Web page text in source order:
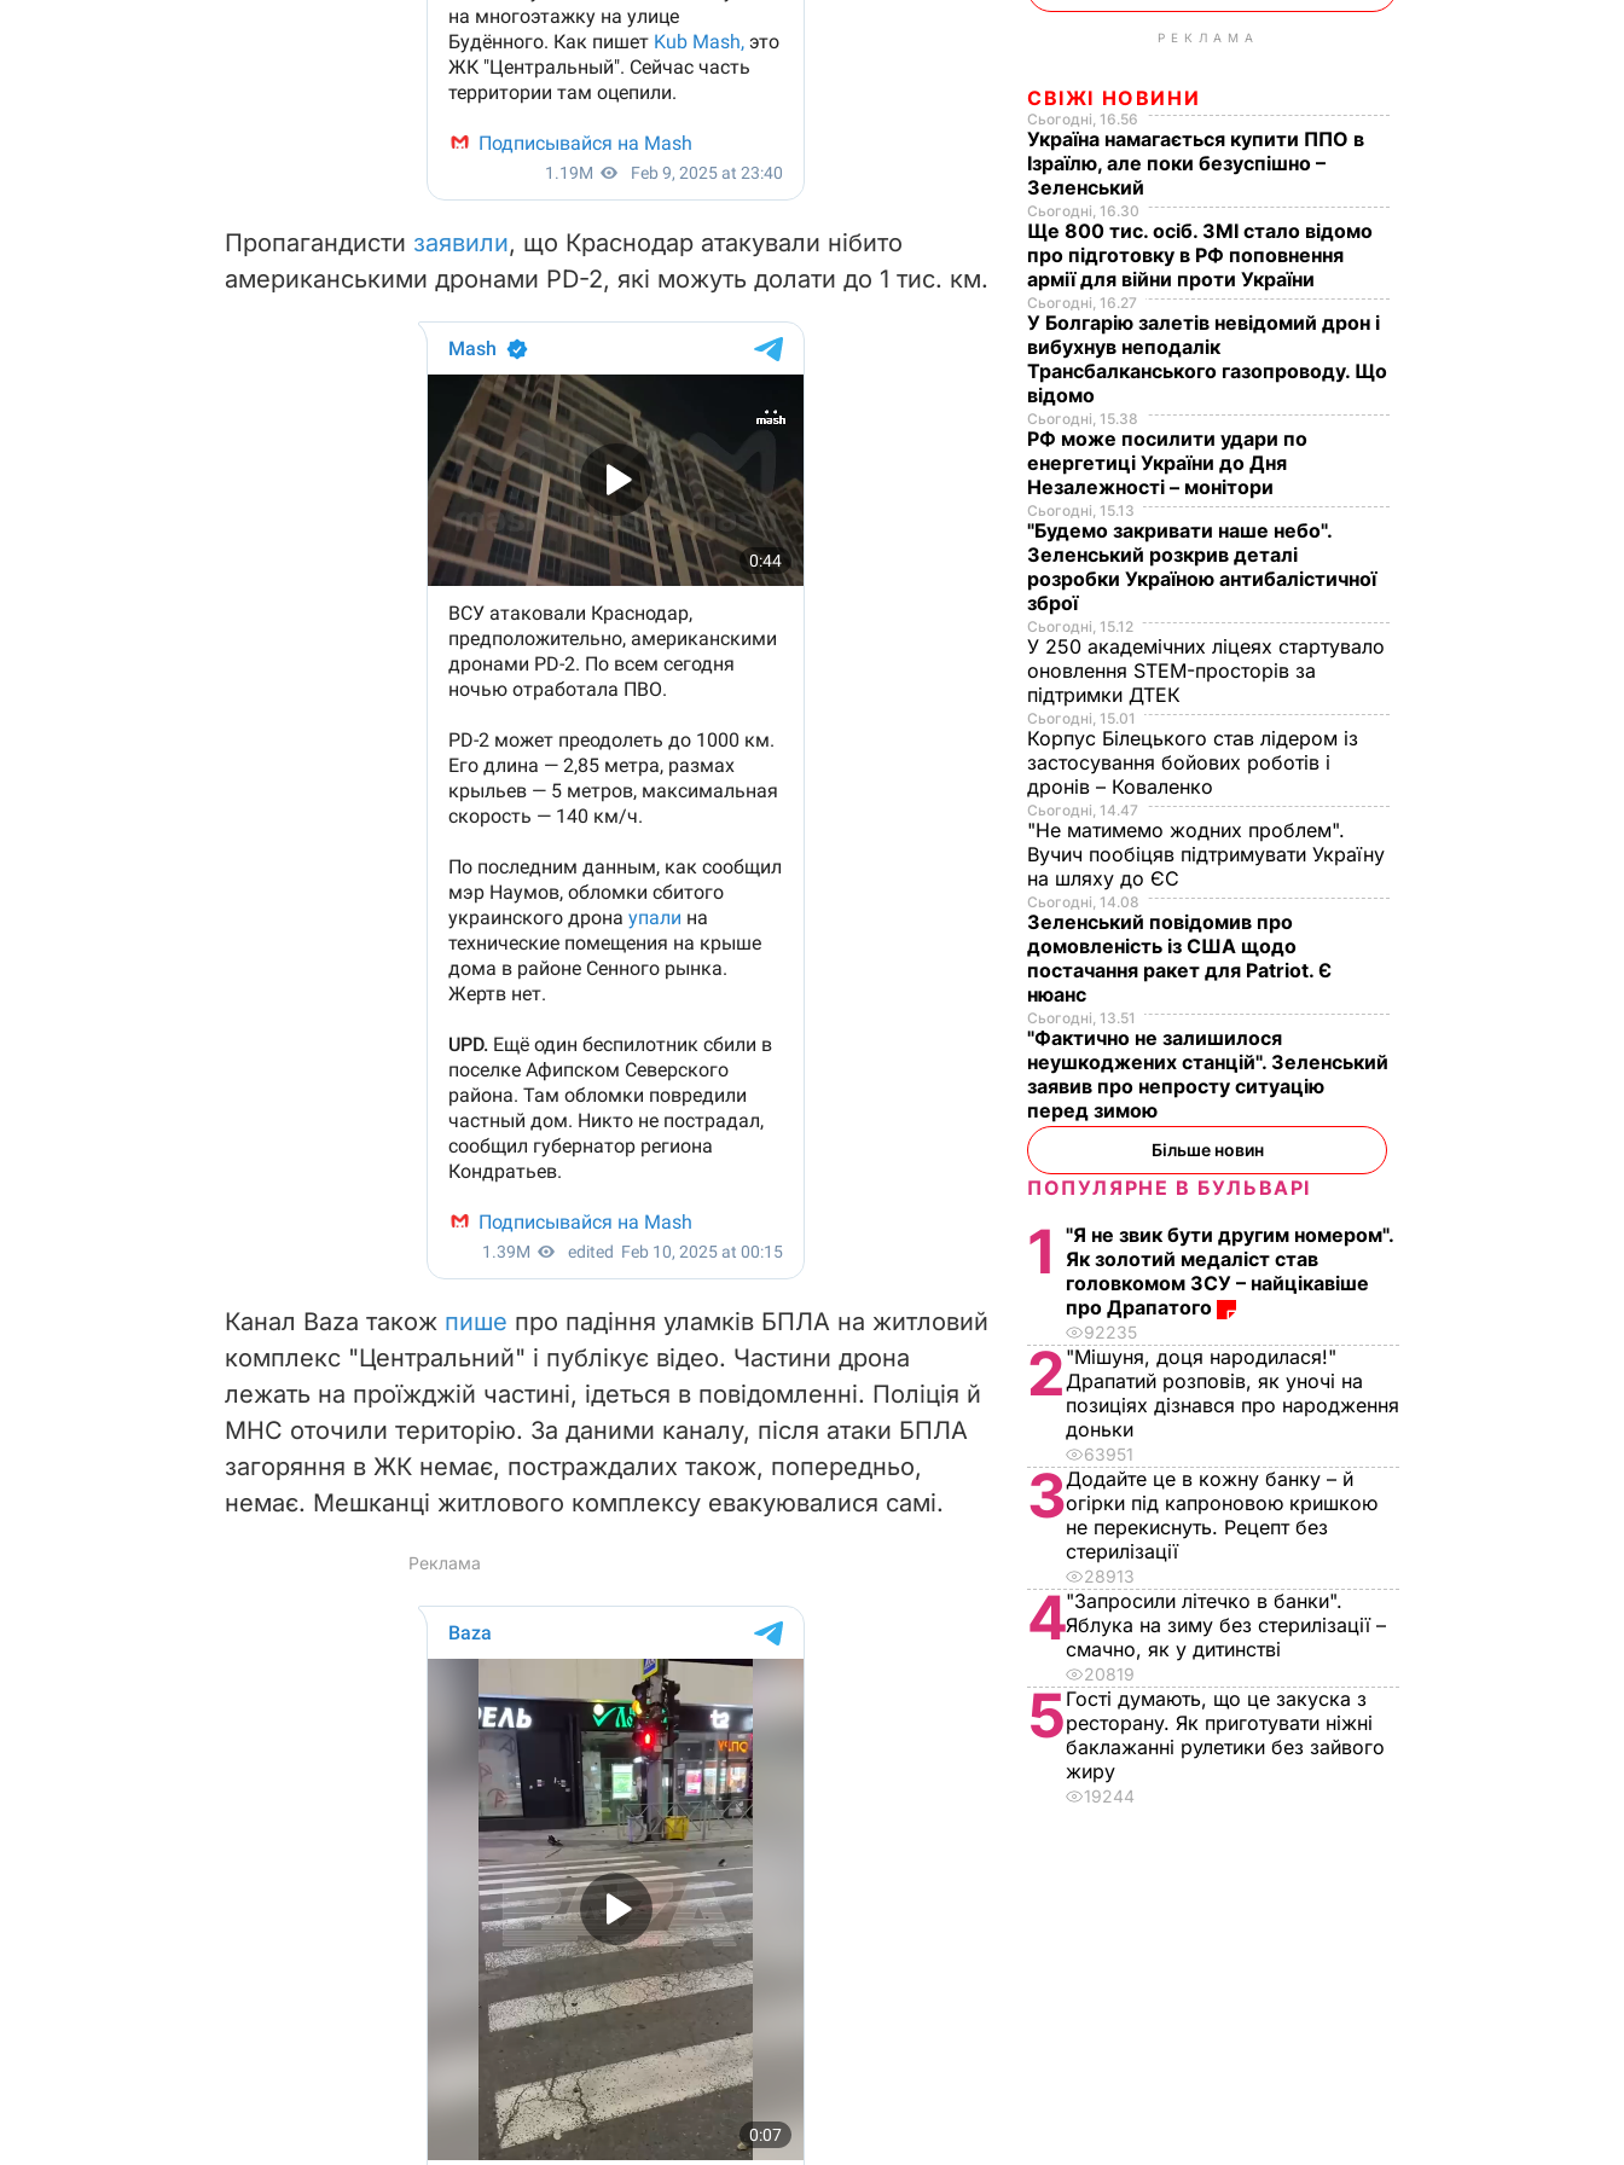
Пропагандисти заявили, що Краснодар атакували нібито
американськими дронами PD-2, які можуть долати до 1 тис. км.
Канал Baza також пише про падіння уламків БПЛА на житловий
комплекс "Центральний" і публікує відео. Частини дрона
лежать на проїжджій частині, ідеться в повідомленні. Поліція й
МНС оточили територію. За даними каналу, після атаки БПЛА
загоряння в ЖК немає, постраждалих також, попередньо,
немає. Мешканці житлового комплексу евакуювалися самі.
РЕКЛАМА
СВІЖІ НОВИНИ
Сьогодні, 16.56
Україна намагається купити ППО в
Ізраїлю, але поки безуспішно –
Зеленський
Сьогодні, 16.30
Ще 800 тис. осіб. ЗМІ стало відомо
про підготовку в РФ поповнення
армії для війни проти України
Сьогодні, 16.27
У Болгарію залетів невідомий дрон і
вибухнув неподалік
Трансбалканського газопроводу. Що
відомо
Сьогодні, 15.38
РФ може посилити удари по
енергетиці України до Дня
Незалежності – монітори
Сьогодні, 15.13
"Будемо закривати наше небо".
Зеленський розкрив деталі
розробки Україною антибалістичної
зброї
Сьогодні, 15.12
У 250 академічних ліцеях стартувало
оновлення STEM-просторів за
підтримки ДТЕК​
Сьогодні, 15.01
Корпус Білецького став лідером із
застосування бойових роботів і
дронів – Коваленко
Сьогодні, 14.47
"Не матимемо жодних проблем".
Вучич пообіцяв підтримувати Україну
на шляху до ЄС
Сьогодні, 14.08
Зеленський повідомив про
домовленість із США щодо
постачання ракет для Patriot. Є
нюанс
Сьогодні, 13.51
"Фактично не залишилося
неушкоджених станцій". Зеленський
заявив про непросту ситуацію
перед зимою
Більше новин
ПОПУЛЯРНЕ В БУЛЬВАРІ
1
"Я не звик бути другим номером".
Як золотий медаліст став
головкомом ЗСУ – найцікавіше
про Драпатого
92235
2 "Мішуня, доця народилася!"
Драпатий розповів, як уночі на
позиціях дізнався про народження
доньки
63951
3Додайте це в кожну банку – й
огірки під капроновою кришкою
не перекиснуть. Рецепт без
стерилізації
28913
4"Запросили літечко в банки".
Яблука на зиму без стерилізації –
смачно, як у дитинстві
20819
5Гості думають, що це закуска з
ресторану. Як приготувати ніжні
баклажанні рулетики без зайвого
жиру
19244